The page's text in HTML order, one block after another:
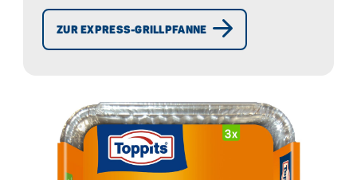
ZUR EXPRESS-GRILLPFANNE